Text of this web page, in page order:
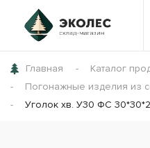
Главная
Каталог
Погонажные изделия из
Уголок хв. У30 ФС